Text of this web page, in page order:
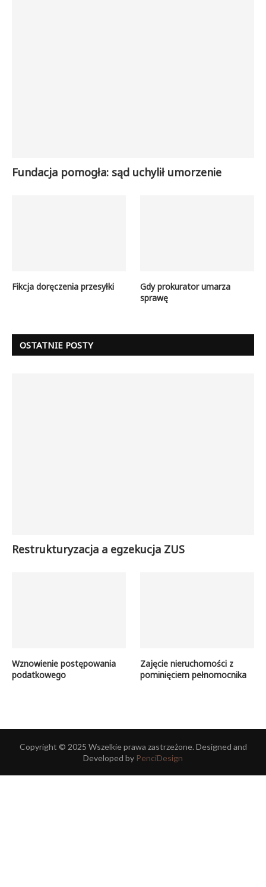
Fundacja pomogła: sąd uchylił umorzenie
Fikcja doręczenia przesyłki
Gdy prokurator umarza
sprawę
OSTATNIE POSTY
Restrukturyzacja a egzekucja ZUS
Wznowienie postępowania
podatkowego
Zajęcie nieruchomości z
pominięciem pełnomocnika
Copyright © 2025 Wszelkie prawa zastrzeżone. Designed and
Developed by PenciDesign